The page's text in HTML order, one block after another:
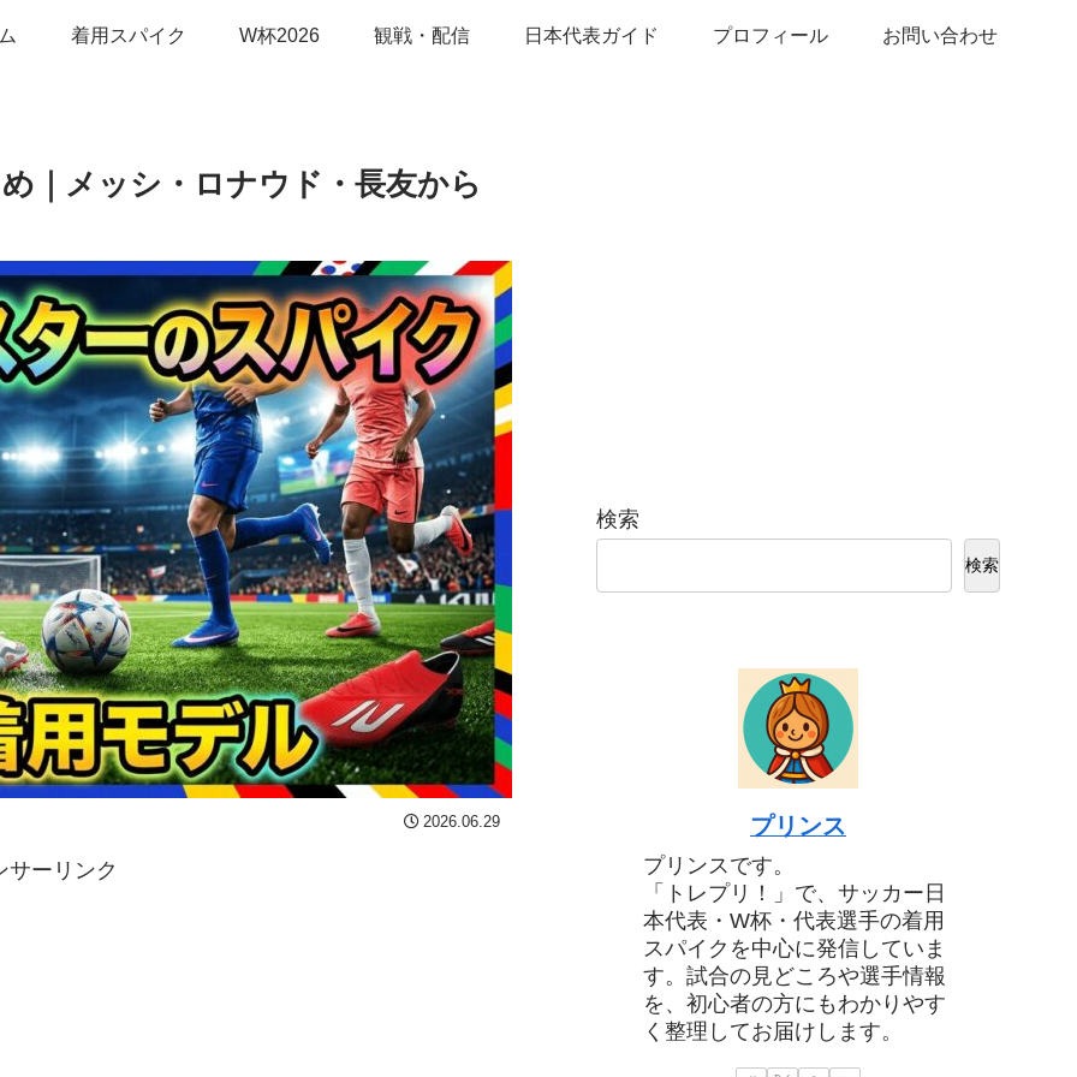
着用スパイク W杯2026 観戦・配信 日本代表ガイド プロフィール お問い合わせ
｜メッシ・ロナウド・長友から
2026.06.29
サーリンク
検索
検索
プリンス
プリンスです。
「トレプリ！」で、サッカー日
本代表・W杯・代表選手の着用
スパイクを中心に発信していま
す。試合の見どころや選手情報
を、初心者の方にもわかりやす
く整理してお届けします。